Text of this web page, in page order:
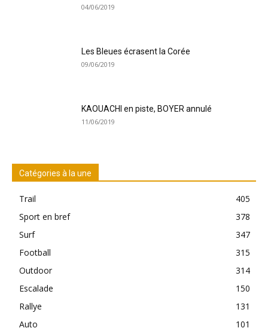
04/06/2019
Les Bleues écrasent la Corée
09/06/2019
KAOUACHI en piste, BOYER annulé
11/06/2019
Catégories à la une
Trail
405
Sport en bref
378
Surf
347
Football
315
Outdoor
314
Escalade
150
Rallye
131
Auto
101